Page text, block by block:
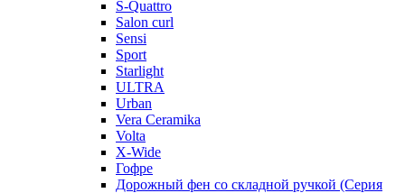
S-Quattro
Salon curl
Sensi
Sport
Starlight
ULTRA
Urban
Vera Ceramika
Volta
X-Wide
Гофре
Дорожный фен со складной ручкой (Серия